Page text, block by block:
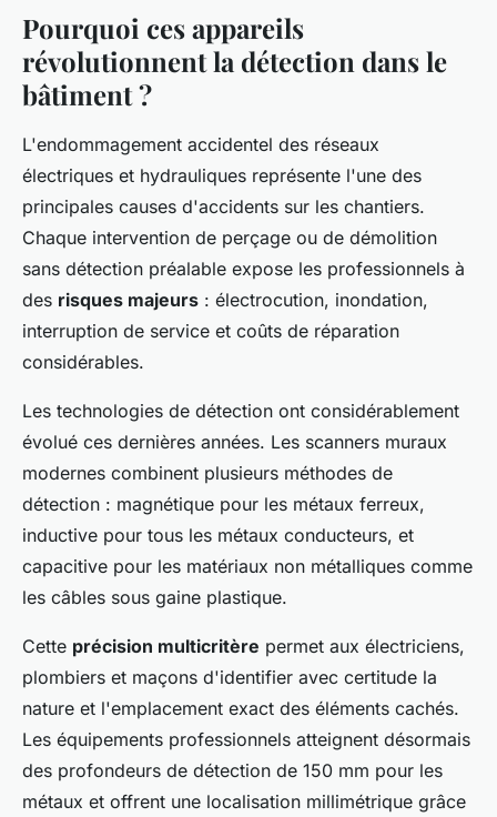
Pourquoi ces appareils
révolutionnent la détection dans le
bâtiment ?
L'endommagement accidentel des réseaux
électriques et hydrauliques représente l'une des
principales causes d'accidents sur les chantiers.
Chaque intervention de perçage ou de démolition
sans détection préalable expose les professionnels à
des risques majeurs : électrocution, inondation,
interruption de service et coûts de réparation
considérables.
Les technologies de détection ont considérablement
évolué ces dernières années. Les scanners muraux
modernes combinent plusieurs méthodes de
détection : magnétique pour les métaux ferreux,
inductive pour tous les métaux conducteurs, et
capacitive pour les matériaux non métalliques comme
les câbles sous gaine plastique.
Cette précision multicritère permet aux électriciens,
plombiers et maçons d'identifier avec certitude la
nature et l'emplacement exact des éléments cachés.
Les équipements professionnels atteignent désormais
des profondeurs de détection de 150 mm pour les
métaux et offrent une localisation millimétrique grâce